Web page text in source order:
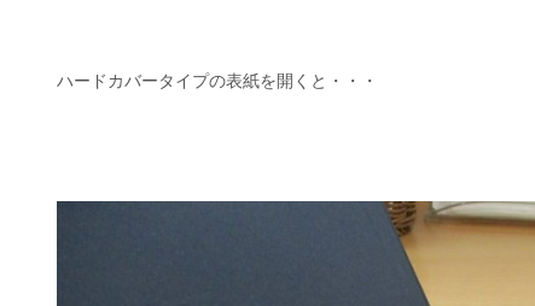
ハードカバータイプの表紙を開くと・・・